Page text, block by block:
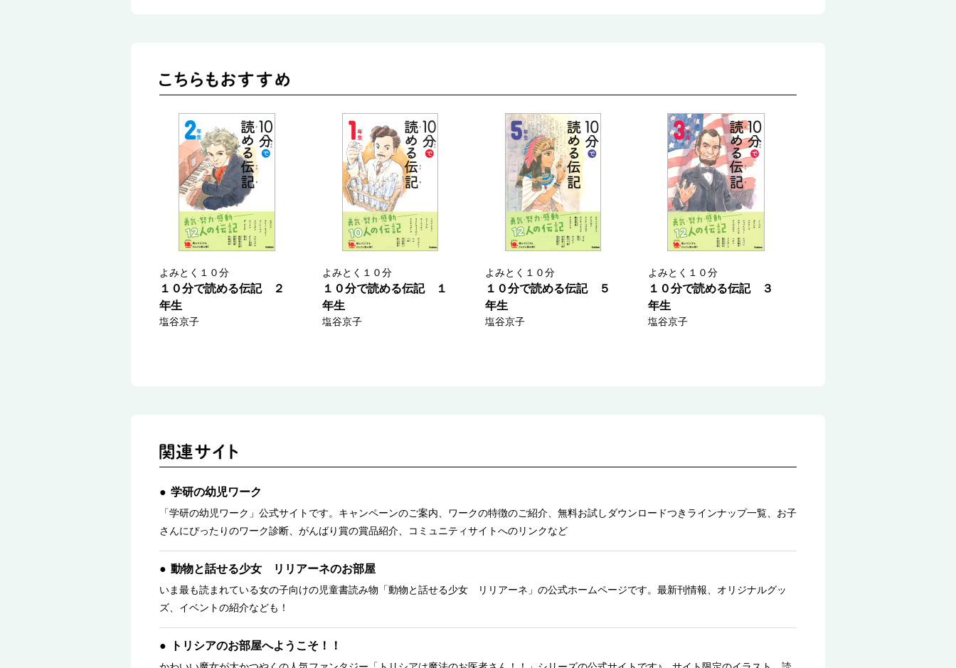
よみとく１０分
１０分で読める伝記 ２
年生
塩谷京子
よみとく１０分
１０分で読める伝記 １
年生
塩谷京子
よみとく１０分
１０分で読める伝記 ５
年生
塩谷京子
よみとく１０分
１０分で読める伝記 ３
年生
塩谷京子
学研の幼児ワーク
「学研の幼児ワーク」公式サイトです。キャンペーンのご案内、ワークの特徴のご紹介、無料お試しダウンロードつきラインナップ一覧、お子
さんにぴったりのワーク診断、がんばり賞の賞品紹介、コミュニティサイトへのリンクなど
動物と話せる少女 リリアーネのお部屋
いま最も読まれている女の子向けの児童書読み物「動物と話せる少女 リリアーネ」の公式ホームページです。最新刊情報、オリジナルグッ
ズ、イベントの紹介なども！
トリシアのお部屋へようこそ！！